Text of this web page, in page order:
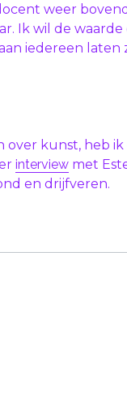
weer
Ik wil de
iedereen laten
over kunst, heb
interview met
en drijfveren.